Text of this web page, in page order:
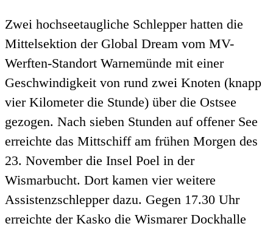
Zwei hochseetaugliche Schlepper hatten die
Mittelsektion der Global Dream vom MV-
Werften-Standort Warnemünde mit einer
Geschwindigkeit von rund zwei Knoten (knapp
vier Kilometer die Stunde) über die Ostsee
gezogen. Nach sieben Stunden auf offener See
erreichte das Mittschiff am frühen Morgen des
23. November die Insel Poel in der
Wismarbucht. Dort kamen vier weitere
Assistenzschlepper dazu. Gegen 17.30 Uhr
erreichte der Kasko die Wismarer Dockhalle